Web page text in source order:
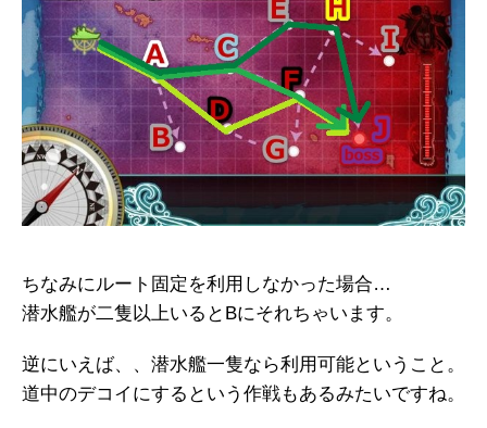
ちなみにルート固定を利用しなかった場合…
潜水艦が二隻以上いるとBにそれちゃいます。
逆にいえば、、潜水艦一隻なら利用可能ということ。
道中のデコイにするという作戦もあるみたいですね。